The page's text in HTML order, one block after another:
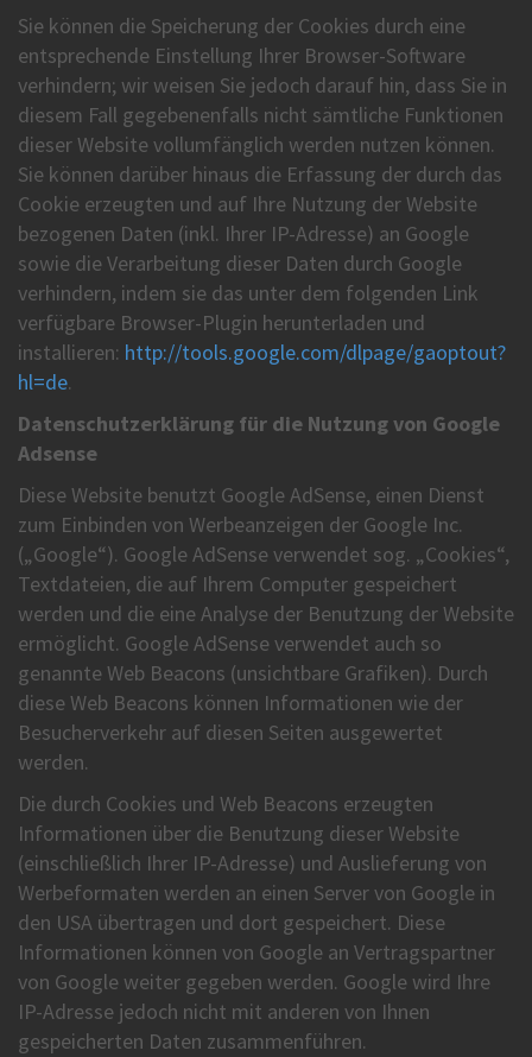
Sie können die Speicherung der Cookies durch eine
entsprechende Einstellung Ihrer Browser-Software
verhindern; wir weisen Sie jedoch darauf hin, dass Sie in
diesem Fall gegebenenfalls nicht sämtliche Funktionen
dieser Website vollumfänglich werden nutzen können.
Sie können darüber hinaus die Erfassung der durch das
Cookie erzeugten und auf Ihre Nutzung der Website
bezogenen Daten (inkl. Ihrer IP-Adresse) an Google
sowie die Verarbeitung dieser Daten durch Google
verhindern, indem sie das unter dem folgenden Link
verfügbare Browser-Plugin herunterladen und
installieren: http://tools.google.com/dlpage/gaoptout?
hl=de.
Datenschutzerklärung für die Nutzung von Google
Adsense
Diese Website benutzt Google AdSense, einen Dienst
zum Einbinden von Werbeanzeigen der Google Inc.
(„Google“). Google AdSense verwendet sog. „Cookies“,
Textdateien, die auf Ihrem Computer gespeichert
werden und die eine Analyse der Benutzung der Website
ermöglicht. Google AdSense verwendet auch so
genannte Web Beacons (unsichtbare Grafiken). Durch
diese Web Beacons können Informationen wie der
Besucherverkehr auf diesen Seiten ausgewertet
werden.
Die durch Cookies und Web Beacons erzeugten
Informationen über die Benutzung dieser Website
(einschließlich Ihrer IP-Adresse) und Auslieferung von
Werbeformaten werden an einen Server von Google in
den USA übertragen und dort gespeichert. Diese
Informationen können von Google an Vertragspartner
von Google weiter gegeben werden. Google wird Ihre
IP-Adresse jedoch nicht mit anderen von Ihnen
gespeicherten Daten zusammenführen.